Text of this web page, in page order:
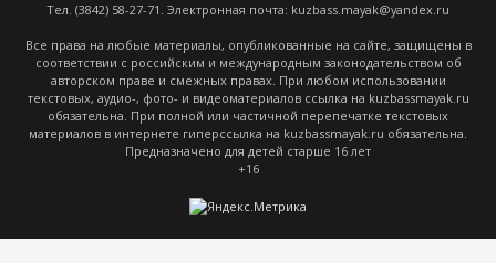
Тел. (3842) 58-27-71. Электронная почта: kuzbass.mayak@yandex.ru
Все права на любые материалы, опубликованные на сайте, защищены в
соответствии с российским и международным законодательством об
авторском праве и смежных правах. При любом использовании
текстовых, аудио-, фото- и видеоматериалов ссылка на kuzbassmayak.ru
обязательна. При полной или частичной перепечатке текстовых
материалов в интернете гиперссылка на kuzbassmayak.ru обязательна.
Предназначено для детей старше 16 лет
+16